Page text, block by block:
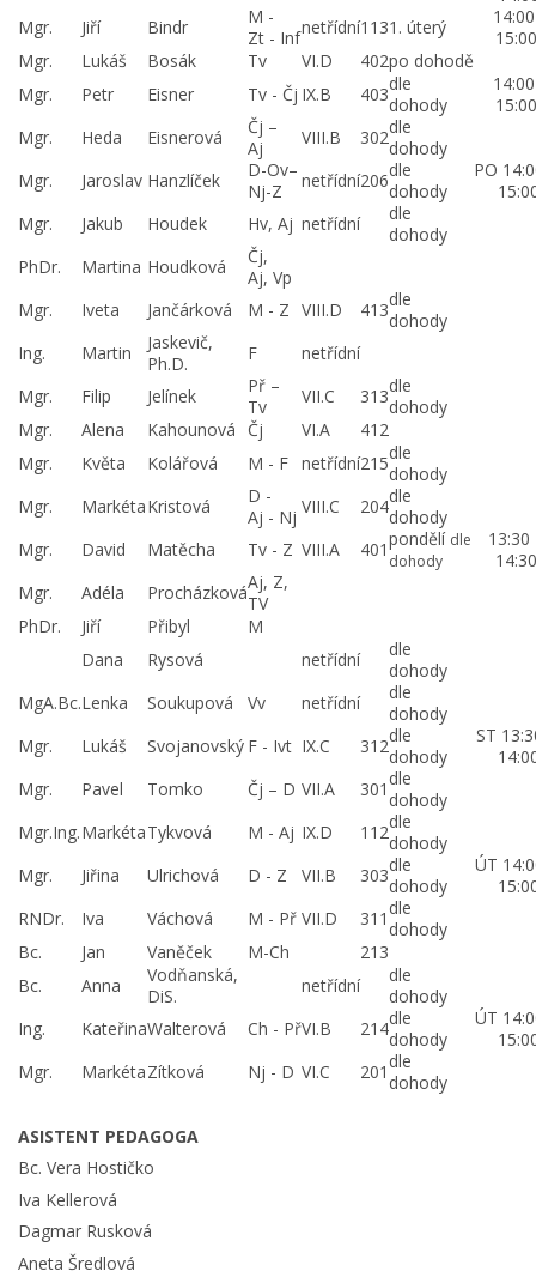
Mgr.
Jiří Bindr
M -
Zt - Infnetřídní1131. úterý
15:00
Mgr.
Lukáš Bosák Tv VI.D 402po dohodě
Mgr.
Petr Eisner Tv - Čj IX.B 403dle
dohody
15:00
Mgr.
Heda Eisnerová
Čj –
Aj
VIII.B 302dle
dohody
Mgr.
Jaroslav Hanzlíček
D-Ov–
Nj-Z
netřídní206dle
dohody
PO
Mgr.
Jakub Houdek Hv, Aj netřídní
dle
dohody
PhDr.
Martina Houdková
Čj,
Aj, Vp
Mgr.
Iveta Jančárková M - Z VIII.D 413dle
dohody
Ing.
Martin
Jaskevič,
Ph.D.
F
netřídní
Mgr.
Filip Jelínek
Př –
Tv
VII.C 313dle
dohody
Mgr.
Alena Kahounová Čj VI.A
412
Mgr.
Květa Kolářová M - F netřídní215dle
dohody
Mgr.
MarkétaKristová
D -
Aj - Nj VIII.C 204dle
dohody
Mgr.
David Matěcha Tv - Z VIII.A 401pondělí dle
dohody
13:30
14:30
Mgr.
Adéla ProcházkováAj, Z,
TV
PhDr.
Jiří Přibyl
M
Dana
Rysová netřídní
dle
dohody
MgA.Bc.Lenka Soukupová Vv netřídní
dle
dohody
Mgr.
Lukáš Svojanovský F - Ivt IX.C 312dle
dohody
ST
Mgr.
Pavel Tomko Čj – D VII.A 301 dle
dohody
Mgr.Ing.MarkétaTykvová M - Aj IX.D 112dle
dohody
Mgr.
Jiřina Ulrichová D - Z VII.B 303dle
dohody
ÚT
RNDr.
Iva Váchová M - Př VII.D 311 dle
dohody
Bc.
Jan Vaněček M-Ch
213
Bc.
Anna
Vodňanská,
DiS.
netřídní
dle
dohody
Ing.
KateřinaWalterová Ch - PřVI.B 214dle
dohody
ÚT
Mgr.
MarkétaZítková Nj - D VI.C 201 dle
dohody
ASISTENT PEDAGOGA
Bc. Vera Hostičko
Iva Kellerová
Dagmar Rusková
Aneta Šredlová